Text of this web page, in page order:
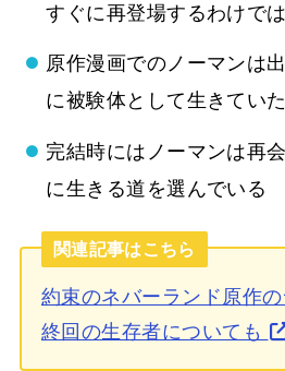
すぐに再登場するわけで
原作漫画でのノーマンは
に被験体として生きていた
完結時にはノーマンは再
に生きる道を選んでいる
関連記事はこちら
約束のネバーランド原作
終回の生存者についても